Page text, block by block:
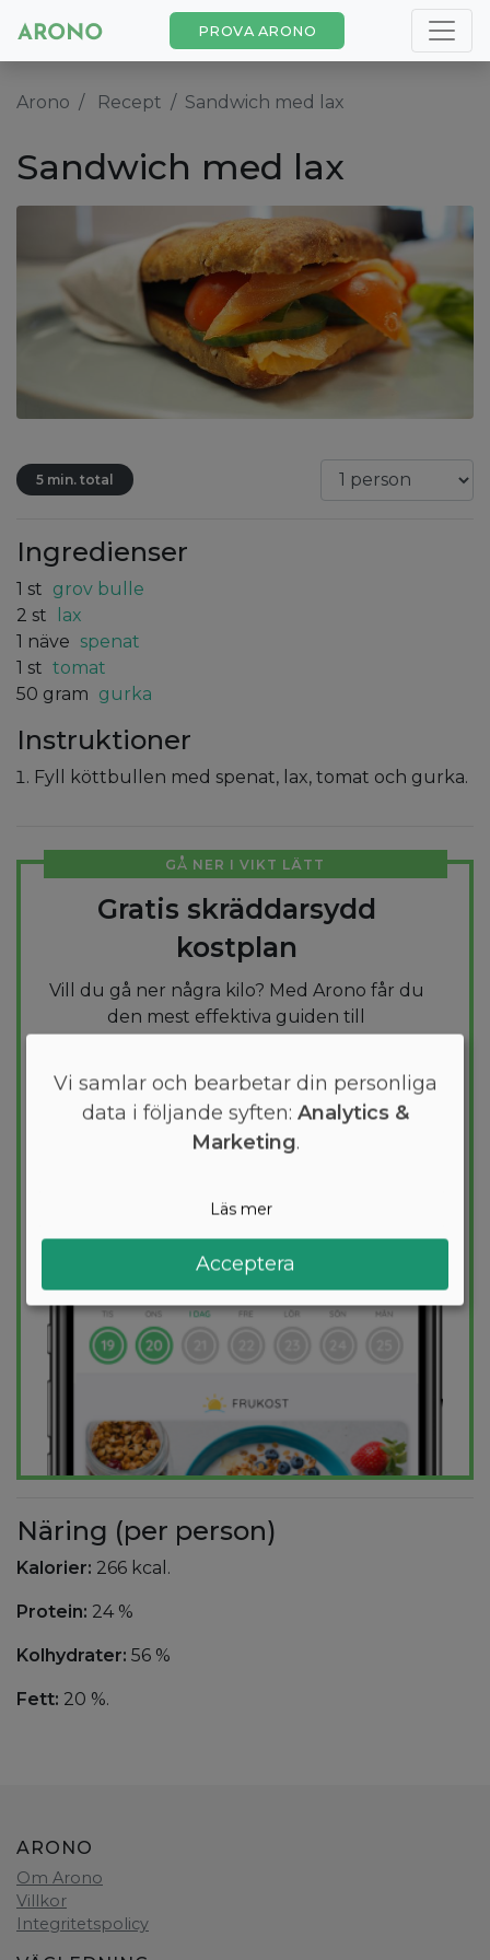
PROVA ARONO
Arono Recept Sandwich med lax
Sandwich med lax
5 min. total
Ingredienser
1 st grov bulle
2 st
lax
1 näve spenat
1 st tomat
50 gram gurka
Instruktioner
Fyll köttbullen med spenat, lax, tomat och gurka.
GÅ NER I VIKT LÄTT
Gratis skräddarsydd
kostplan
Vill du gå ner några kilo? Med Arono får du
den mest effektiva guiden till
för dig och 1000+ hälsosamma recept
säkerställer att du håller dig inom ditt
kalorimål varje dag.
Näring (per person)
Kalorier: 266 kcal.
Protein: 24 %
Kolhydrater: 56 %
Fett: 20 %.
ARONO
Om Arono
Villkor
Integritetspolicy
Vi samlar och bearbetar din personliga
data i följande syften: Analytics &
Marketing.
Läs mer
Acceptera